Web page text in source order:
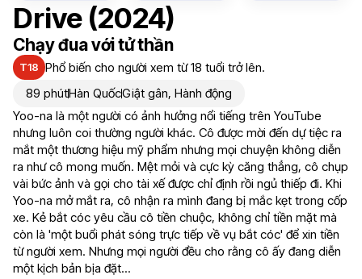
Drive (2024)
Chạy đua với tử thần
T18 Phổ biến cho người xem từ 18 tuổi trở lên.
89 phútHàn QuốcGiật gân, Hành động
Yoo-na là một người có ảnh hưởng nổi tiếng trên YouTube
nhưng luôn coi thường người khác. Cô được mời đến dự tiệc ra
mắt một thương hiệu mỹ phẩm nhưng mọi chuyện không diễn
ra như cô mong muốn. Mệt mỏi và cực kỳ căng thẳng, cô chụp
vài bức ảnh và gọi cho tài xế được chỉ định rồi ngủ thiếp đi. Khi
Yoo-na mở mắt ra, cô nhận ra mình đang bị mắc kẹt trong cốp
xe. Kẻ bắt cóc yêu cầu cô tiền chuộc, không chỉ tiền mặt mà
còn là 'một buổi phát sóng trực tiếp về vụ bắt cóc' để xin tiền
từ người xem. Nhưng mọi người đều cho rằng cô ấy đang diễn
một kịch bản bịa đặt...